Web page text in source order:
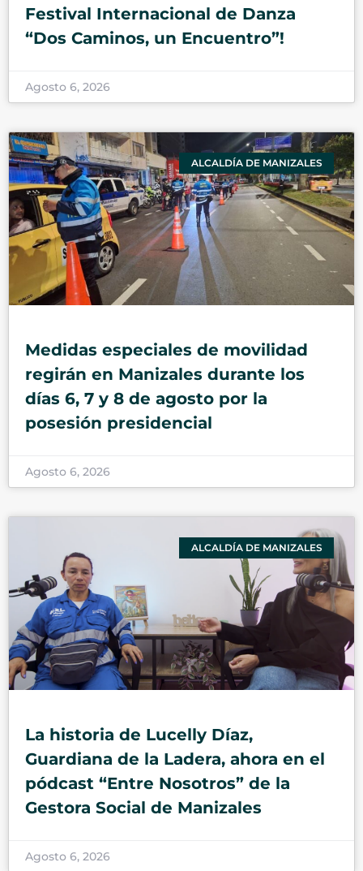
Festival Internacional de Danza
“Dos Caminos, un Encuentro”!
Agosto 6, 2026
ALCALDÍA DE MANIZALES
Medidas especiales de movilidad
regirán en Manizales durante los
días 6, 7 y 8 de agosto por la
posesión presidencial
Agosto 6, 2026
ALCALDÍA DE MANIZALES
La historia de Lucelly Díaz,
Guardiana de la Ladera, ahora en el
pódcast “Entre Nosotros” de la
Gestora Social de Manizales
Agosto 6, 2026